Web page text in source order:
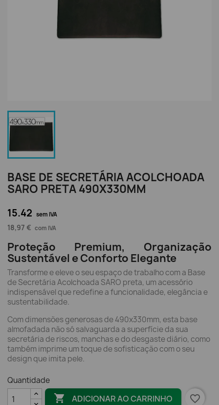
BASE DE SECRETÁRIA ACOLCHOADA
SARO PRETA 490X330MM
15.42 sem IVA
18,97 € com IVA
Proteção Premium, Organização
Sustentável e Conforto Elegante
Transforme e eleve o seu espaço de trabalho com a Base
de Secretária Acolchoada SARO preta, um acessório
indispensável que redefine a funcionalidade, elegância e
sustentabilidade.
Com dimensões generosas de 490x330mm, esta base
almofadada não só salvaguarda a superfície da sua
secretária de riscos, manchas e do desgaste diário, como
também imprime um toque de sofisticação com o seu
design que imita pele.
Quantidade
 ADICIONAR AO CARRINHO favorite_border